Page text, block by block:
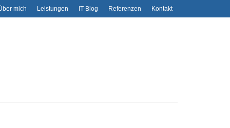
mich Leistungen IT-Blog Referenzen Kontakt